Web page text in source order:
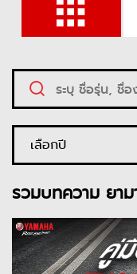
เลือกปี
รวมบทความ ยา